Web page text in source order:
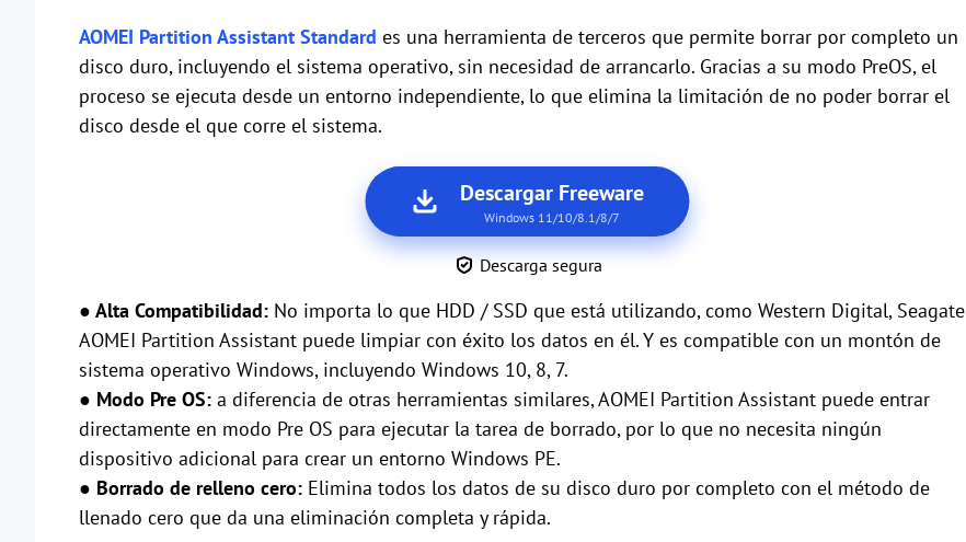
AOMEI Partition Assistant Standard es una herramienta de terceros que permite borrar por completo un
disco duro, incluyendo el sistema operativo, sin necesidad de arrancarlo. Gracias a su modo PreOS, el
proceso se ejecuta desde un entorno independiente, lo que elimina la limitación de no poder borrar el
disco desde el que corre el sistema.
Descargar Freeware
Windows 11/10/8.1/8/7
Descarga segura
● Alta Compatibilidad: No importa lo que HDD / SSD que está utilizando, como Western Digital, Seagate
AOMEI Partition Assistant puede limpiar con éxito los datos en él. Y es compatible con un montón de
sistema operativo Windows, incluyendo Windows 10, 8, 7.
● Modo Pre OS: a diferencia de otras herramientas similares, AOMEI Partition Assistant puede entrar
directamente en modo Pre OS para ejecutar la tarea de borrado, por lo que no necesita ningún
dispositivo adicional para crear un entorno Windows PE.
● Borrado de relleno cero: Elimina todos los datos de su disco duro por completo con el método de
llenado cero que da una eliminación completa y rápida.